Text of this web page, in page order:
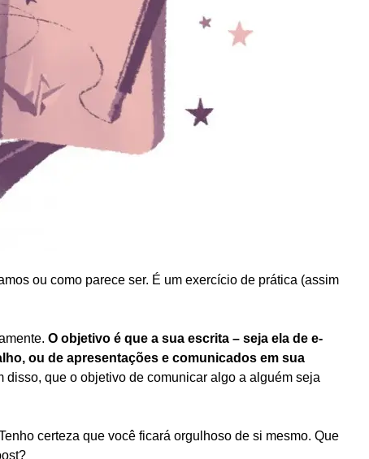
ou como parece ser. É um exercício de prática (assim
O objetivo é que a sua escrita – seja ela de e-
ou de apresentações e comunicados em sua
disso, que o objetivo de comunicar algo a alguém seja
certeza que você ficará orgulhoso de si mesmo. Que